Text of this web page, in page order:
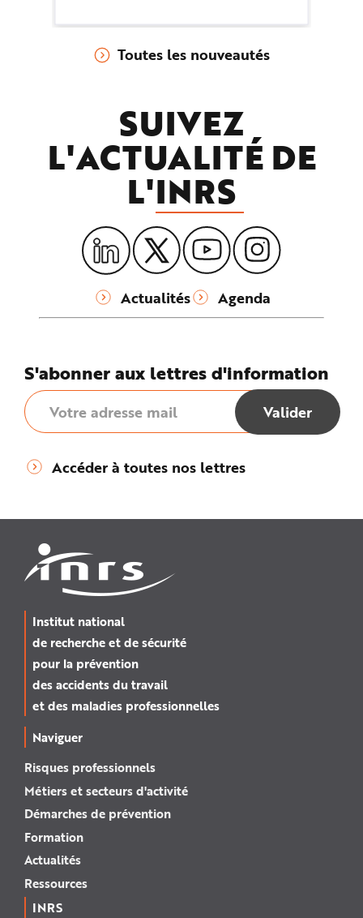
c’est la première étape pour mettre
Toutes les nouveautés
SUIVEZ
L'ACTUALITÉ DE
L'INRS
Actualités Agenda
S'abonner aux lettres d'information
Accéder à toutes nos lettres
Institut national
de recherche et de sécurité
pour la prévention
des accidents du travail
et des maladies professionnelles
Naviguer
Risques professionnels
Métiers et secteurs d'activité
Démarches de prévention
Formation
Actualités
Ressources
INRS